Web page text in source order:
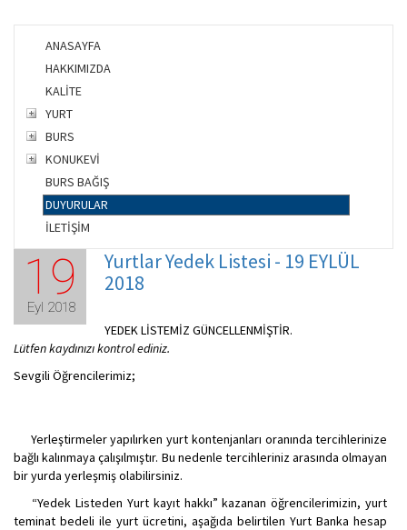
ANASAYFA
HAKKIMIZDA
KALİTE
YURT
BURS
KONUKEVİ
BURS BAĞIŞ
DUYURULAR
İLETİŞİM
19
Eyl 2018
Yurtlar Yedek Listesi - 19 EYLÜL
2018
YEDEK LİSTEMİZ GÜNCELLENMİŞTİR.
Lütfen kaydınızı kontrol ediniz.
Sevgili Öğrencilerimiz;
Yerleştirmeler yapılırken yurt kontenjanları oranında tercihlerinize
bağlı kalınmaya çalışılmıştır. Bu nedenle tercihleriniz arasında olmayan
bir yurda yerleşmiş olabilirsiniz.
“Yedek Listeden Yurt kayıt hakkı” kazanan öğrencilerimizin, yurt
teminat bedeli ile yurt ücretini, aşağıda belirtilen Yurt Banka hesap